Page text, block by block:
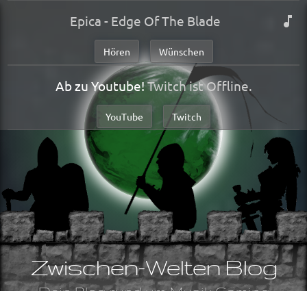
Epica - Edge Of The Blade
Hören Wünschen
Ab zu Youtube!Twitch ist Offline.
YouTube Twitch
Zwischen-Welten Blog